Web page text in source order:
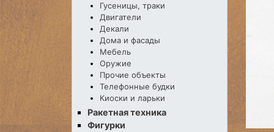
Гусеницы, траки
Двигатели
Декали
Дома и фасады
Мебель
Оружие
Прочие объекты
Телефонные будки
Киоски и ларьки
Ракетная техника
Фигурки